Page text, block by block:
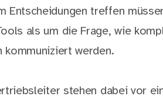
Entscheidungen treffen
als um die Frage, wie
kommuniziert werden.
stehen dabei vor